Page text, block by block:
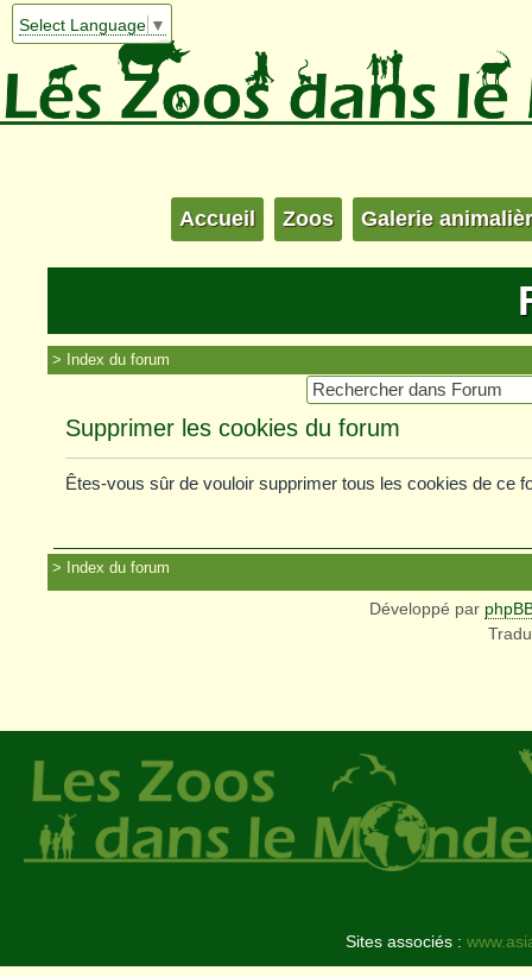
Select Language ▼
Accueil Zoos Galerie
Index du forum
Supprimer les cookies du forum
Êtes-vous sûr de vouloir supprimer tous les cookies de ce
Index du forum
Développé par
Sites associés :